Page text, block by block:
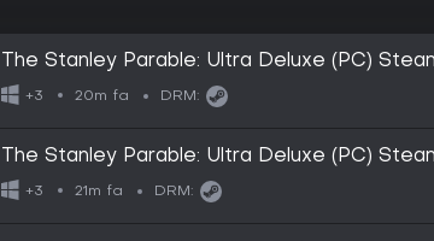
The Stanley Parable: Ultra Deluxe (PC)
+3 20m fa DRM:
The Stanley Parable: Ultra Deluxe (PC)
GLOBAL
+3 21m fa DRM: